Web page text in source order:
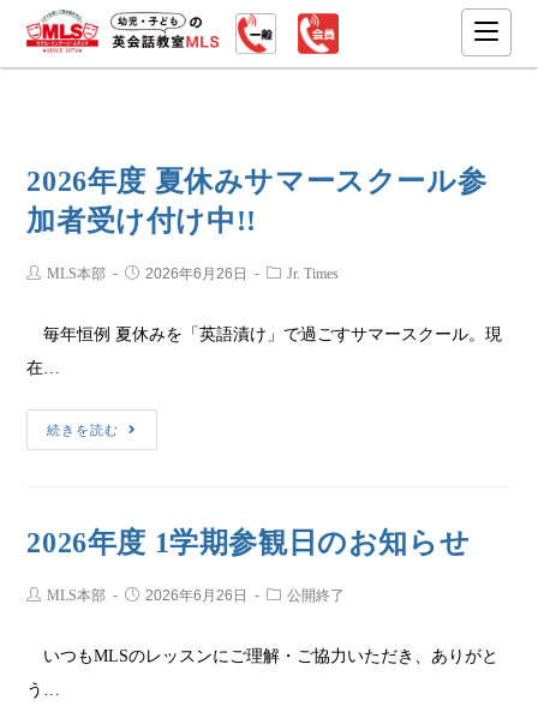
2026年度 夏休みサマースクール参
加者受け付け中!!
MLS本部 2026年6月26日 Jr. Times
毎年恒例 夏休みを「英語漬け」で過ごすサマースクール。現
在…
続きを読む
2026年度 1学期参観日のお知らせ
MLS本部 2026年6月26日 公開終了
いつもMLSのレッスンにご理解・ご協力いただき、ありがと
う…